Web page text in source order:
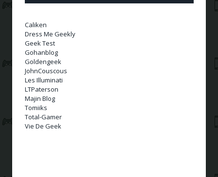
Caliken
Dress Me Geekly
Geek Test
Gohanblog
Goldengeek
JohnCouscous
Les Illuminati
LTPaterson
Majin Blog
Tomiiks
Total-Gamer
Vie De Geek